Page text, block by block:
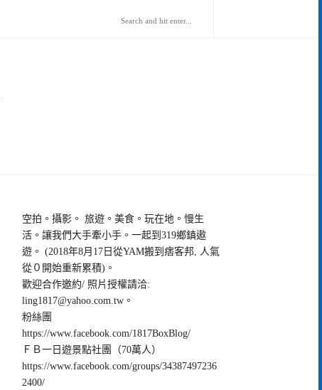
空拍。攝影。 旅遊。美食。玩在地。慢生
活。讓我們大手牽小手。一起到319鄉鎮遨
遊。 (2018年8月17日從YAM搬到痞客邦, 人氣
從０開始重新累積)。
歡迎合作邀約/ 照片授權請洽:
ling1817@yahoo.com.tw 。
粉絲團
https://www.facebook.com/1817BoxBlog/
ＦＢ一日遊景點社團（70萬人）
https://www.facebook.com/groups/34387497236
2400/